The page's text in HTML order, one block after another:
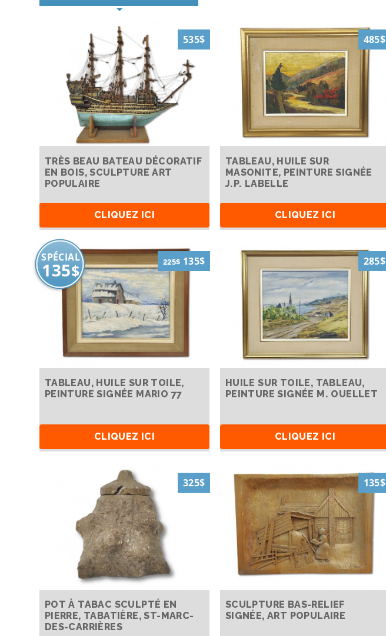
535$
TRÈS BEAU BATEAU DÉCORATIF
EN BOIS, SCULPTURE ART
POPULAIRE
CLIQUEZ ICI
485$
TABLEAU, HUILE SUR
MASONITE, PEINTURE SIGNÉE
J.P. LABELLE
CLIQUEZ ICI
SPÉCIAL
135$ 225$135$
TABLEAU, HUILE SUR TOILE,
PEINTURE SIGNÉE MARIO 77
CLIQUEZ ICI
285$
HUILE SUR TOILE, TABLEAU,
PEINTURE SIGNÉE M. OUELLET
CLIQUEZ ICI
325$
POT À TABAC SCULPTÉ EN
PIERRE, TABATIÈRE, ST-MARC-
DES-CARRIÈRES
135$
SCULPTURE BAS-RELIEF
SIGNÉE, ART POPULAIRE